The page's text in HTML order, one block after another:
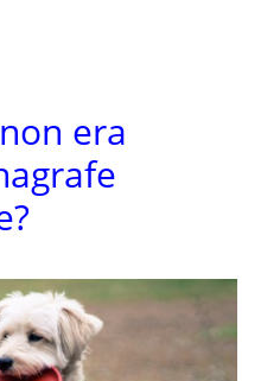
era